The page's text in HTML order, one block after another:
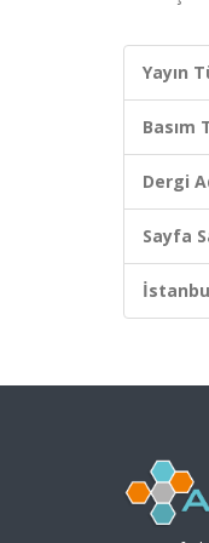
Yayın
Basım
Dergi
Sayfa